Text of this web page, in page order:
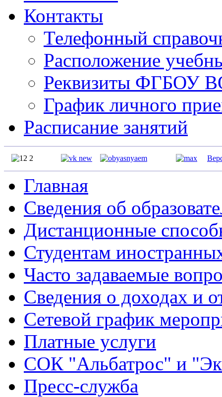
Контакты
Телефонный
Расположение
Реквизиты ФГБОУ
График личного
Расписание занятий
Главная
Сведения об
Дистанционные
Студентам
Часто задаваемые
Сведения о доходах и
Сетевой график
Платные услуги
СОК "Альбатрос" и
Пресс-служба